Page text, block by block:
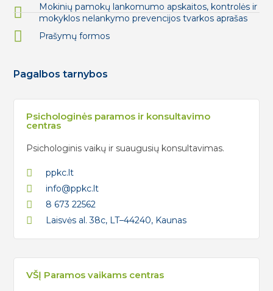
Mokinių pamokų lankomumo apskaitos, kontrolės ir
mokyklos nelankymo prevencijos tvarkos aprašas
Prašymų formos
Pagalbos tarnybos
Psichologinės paramos ir konsultavimo
centras
Psichologinis vaikų ir suaugusių konsultavimas.
ppkc.lt
info@ppkc.lt
8 673 22562
Laisvės al. 38c, LT–44240, Kaunas
VŠĮ Paramos vaikams centras